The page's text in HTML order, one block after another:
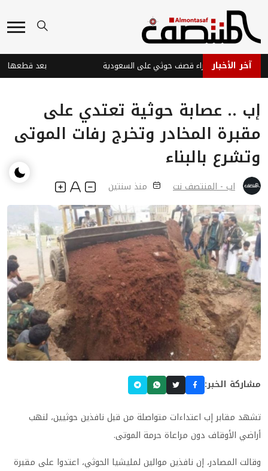
آخر الأخبار
في نجران جراء قصف حوثي على السعودية
إب .. عصابة حوثية تعتدي على
مقبرة المخادر وتخرج رفات الموتى
وتشرع بالبناء
اب - المنتصف نت منذ سنتين
مشاركة الخبر:
تشهد مقابر إب اعتداءات متواصلة من قبل نافذين حوثيين، لنهب
أراضي الأوقاف دون مراعاة حرمة الموتى.
وقالت المصادر، إن نافذين موالين لمليشيا الحوثي، اعتدوا على مقبرة